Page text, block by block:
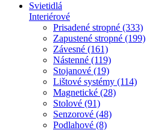
Svietidlá
Interiérové
Prisadené stropné (333)
Zapustené stropné (199)
Závesné (161)
Nástenné (119)
Stojanové (19)
Lištové systémy (114)
Magnetické (28)
Stolové (91)
Senzorové (48)
Podlahové (8)